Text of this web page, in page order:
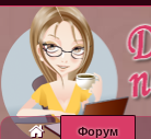
Форум